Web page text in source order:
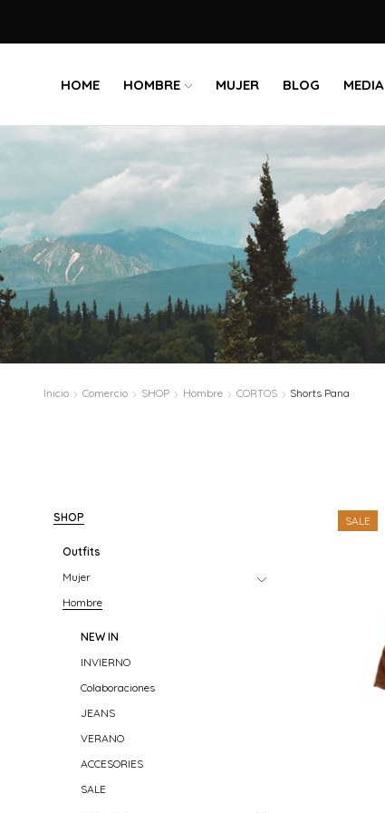
HOME HOMBRE MUJER BLOG MEDIA
Inicio Comercio SHOP Hombre CORTOS Shorts Pana
SALE
SHOP
Outfits
Mujer
Hombre
NEW IN
INVIERNO
Colaboraciones
JEANS
VERANO
ACCESORIES
SALE